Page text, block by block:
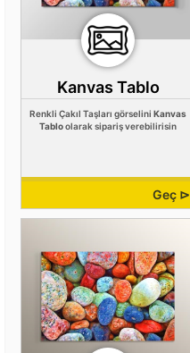
Kanvas Tablo
Renkli Çakıl Taşları görselini Kanvas
Tabloolarak sipariş verebilirisin
Geç ⊳